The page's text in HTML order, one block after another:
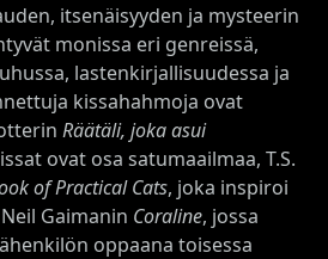
itsenäisyyden ja mysteerin
monissa eri genreissä,
lastenkirjallisuudessa ja
kissahahmoja ovat
Räätäli, joka asui
ovat osa satumaailmaa, T.S.
of Practical Cats, joka inspiroi
Gaimanin Coraline, jossa
oppaana toisessa